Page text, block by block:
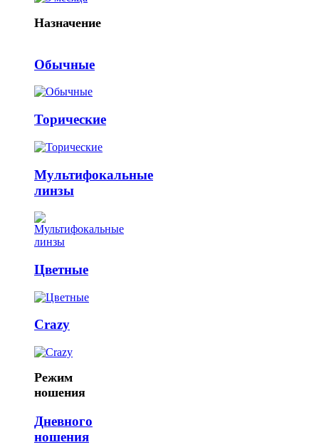
Назначение
Обычные
Торические
Мультифокальные
линзы
Цветные
Crazy
Режим
ношения
Дневного
ношения